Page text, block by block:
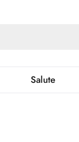
Salute